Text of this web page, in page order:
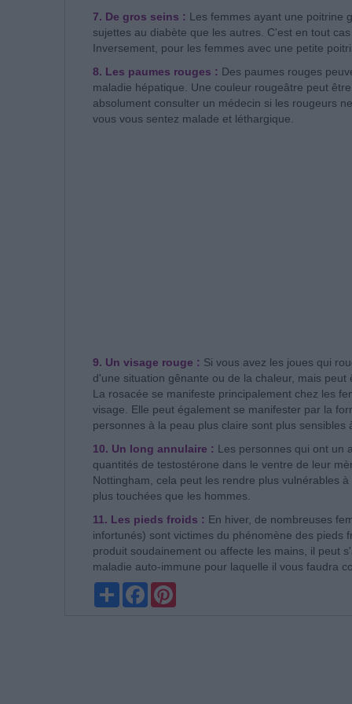
7. De gros seins : Les femmes ayant une poitrine
sujettes au diabète que les autres. C'est en tout
Inversement, pour les femmes avec une petite
8. Les paumes rouges : Des paumes rouges
maladie hépatique. Une couleur rougeâtre peut
absolument consulter un médecin si les rougeurs
vous vous sentez malade et léthargique.
9. Un visage rouge : Si vous avez les joues qui
d'une situation gênante ou de la chaleur, mais
La rosacée se manifeste principalement chez les
visage. Elle peut également se manifester par la
personnes à la peau plus claire sont plus sensibles
10. Un long annulaire : Les personnes qui ont un
quantités de testostérone dans le ventre de leur
Nottingham, cela peut les rendre plus vulnérables
plus touchées que les hommes.
11. Les pieds froids : En hiver, de nombreuses
infortunés) sont victimes du phénomène des pieds
produit soudainement ou affecte les mains, il peut
maladie auto-immune pour laquelle il vous faudra
PartagerFacebook